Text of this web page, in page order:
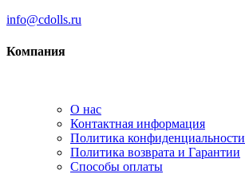
info@cdolls.ru
Компания
О нас
Контактная информация
Политика конфиденциальности
Политика возврата и Гарантии
Способы оплаты